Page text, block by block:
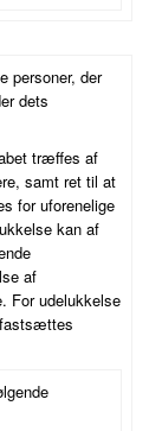
personer, der
dets
træffes af
samt ret til at
for uforenelige
kan af
af
For udelukkelse
fastsættes